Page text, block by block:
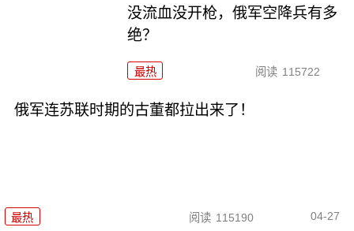
没流血没开枪，俄军空降兵有多
绝？
最热 阅读 115722
俄军连苏联时期的古董都拉出来了！
最热 阅读 115190 04-27